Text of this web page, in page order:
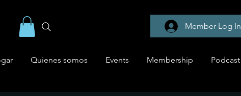
Member Log In
Quienes somos Events Membership Podcast